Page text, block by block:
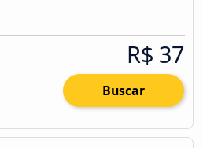
R$ 37
Buscar